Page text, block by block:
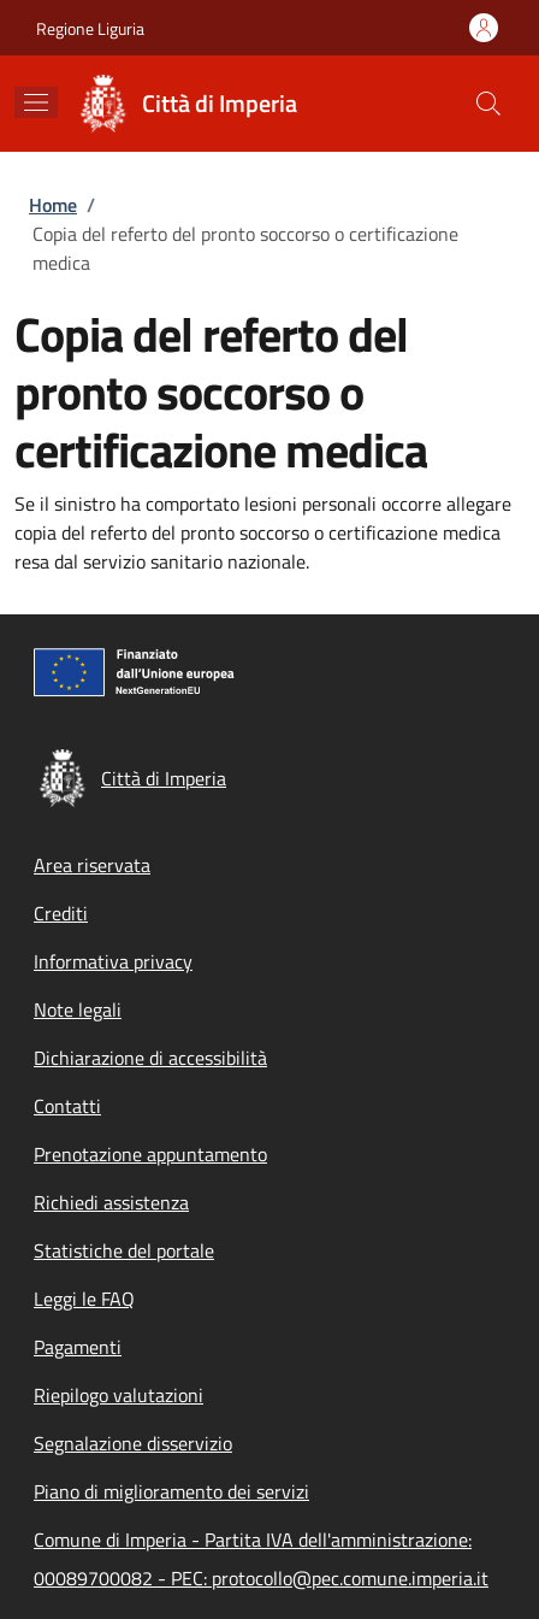
Regione Liguria
Città di Imperia
Briciole di pane
Home /
Copia del referto del pronto soccorso o certificazione
medica
Copia del referto del
pronto soccorso o
certificazione medica
Se il sinistro ha comportato lesioni personali occorre allegare
copia del referto del pronto soccorso o certificazione medica
resa dal servizio sanitario nazionale.
Città di Imperia
Footer menu
Area riservata
Crediti
Informativa privacy
Note legali
Dichiarazione di accessibilità
Contatti
Prenotazione appuntamento
Richiedi assistenza
Statistiche del portale
Leggi le FAQ
Pagamenti
Riepilogo valutazioni
Segnalazione disservizio
Piano di miglioramento dei servizi
Comune di Imperia - Partita IVA dell'amministrazione:
00089700082 - PEC: protocollo@pec.comune.imperia.it